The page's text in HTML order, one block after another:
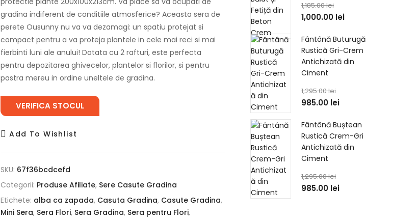
gradina indiferent de conditiile atmosferice? Aceasta sera de
perete Ousunny nu va va dezamagi: un spatiu protejat si
compact pentru a va proteja plantele in cele mai reci si mai
fierbinti luni ale anului! Dotata cu 2 rafturi, este perfecta
pentru depozitarea ghivecelor, plantelor si florilor, si pentru
pastra mereu in ordine uneltele de gradina.
VERIFICA STOCUL
Add To Wishlist
SKU: 67f36bcdcefd
Categorii: Produse Afiliate, Sere Casute Gradina
Etichete: alba ca zapada, Casuta Gradina, Casute Gradina,
Mini Sera, Sera Flori, Sera Gradina, Sera pentru Flori,
1,185.00lei
1,000.00 lei
Fântână Buturugă
Rustică Gri-Crem
Antichizată din
Ciment
1,295.00lei
985.00 lei
Fântână Buștean
Rustică Crem-Gri
Antichizată din
Ciment
1,295.00lei
985.00 lei